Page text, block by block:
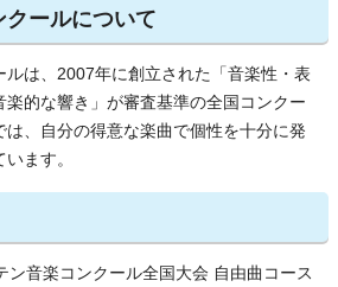
ールについて
は、2007年に創立された「音楽性・表
的な響き」が審査基準の全国コンクー
は、自分の得意な楽曲で個性を十分に発
ます。
音楽コンクール全国大会 自由曲コース